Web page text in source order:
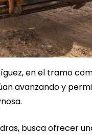
en el tramo
avanzando y
busca ofrecer